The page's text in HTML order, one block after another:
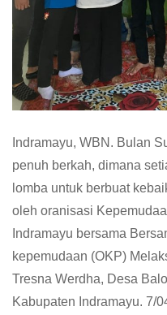
Indramayu, WBN. Bulan
penuh berkah, dimana
lomba untuk berbuat
oleh oranisasi
Indramayu bersama
kepemudaan (OKP)
Tresna Werdha, Desa
Kabupaten Indramayu. 7/